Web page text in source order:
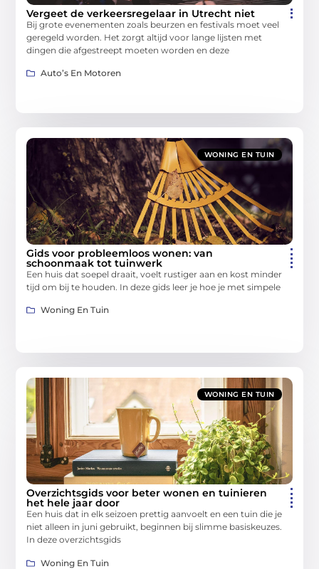
Vergeet de verkeersregelaar in Utrecht niet
Bij grote evenementen zoals beurzen en festivals moet veel
geregeld worden. Het zorgt altijd voor lange lijsten met
dingen die afgestreept moeten worden en deze
Auto’s En Motoren
WONING EN TUIN
Gids voor probleemloos wonen: van
schoonmaak tot tuinwerk
Een huis dat soepel draait, voelt rustiger aan en kost minder
tijd om bij te houden. In deze gids leer je hoe je met simpele
Woning En Tuin
WONING EN TUIN
Overzichtsgids voor beter wonen en tuinieren
het hele jaar door
Een huis dat in elk seizoen prettig aanvoelt en een tuin die je
niet alleen in juni gebruikt, beginnen bij slimme basiskeuzes.
In deze overzichtsgids
Woning En Tuin